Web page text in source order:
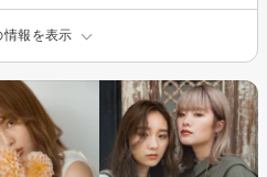
情報を表示